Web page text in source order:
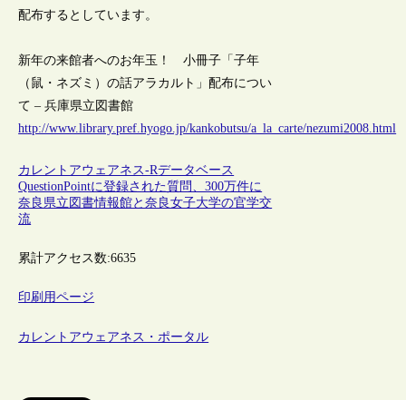
配布するとしています。
新年の来館者へのお年玉！ 小冊子「子年
（鼠・ネズミ）の話アラカルト」配布につい
て – 兵庫県立図書館
http://www.library.pref.hyogo.jp/kankobutsu/a_la_carte/nezumi2008.html
カレントアウェアネス-Rデータベース
QuestionPointに登録された質問、300万件に
奈良県立図書情報館と奈良女子大学の官学交
流
累計アクセス数:6635
印刷用ページ
カレントアウェアネス・ポータル